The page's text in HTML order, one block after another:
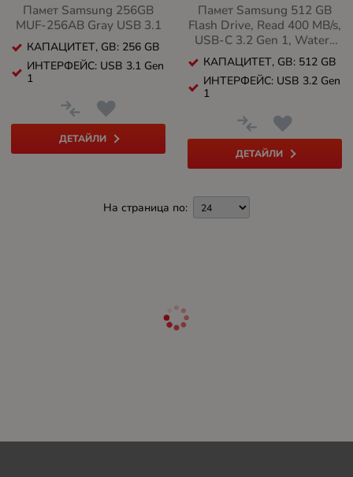
Памет Samsung 256GB
MUF-256AB Gray USB 3.1
КАПАЦИТЕТ, GB: 256 GB
ИНТЕРФЕЙС: USB 3.1 Gen
1
ДЕТАЙЛИ
Памет Samsung 512 GB
Flash Drive, Read 400 MB/s,
USB-C 3.2 Gen 1, Water-
proof, Magnet-proof, X-
ray-proof, Blue
КАПАЦИТЕТ, GB: 512 GB
ИНТЕРФЕЙС: USB 3.2 Gen
1
ДЕТАЙЛИ
На страница по: